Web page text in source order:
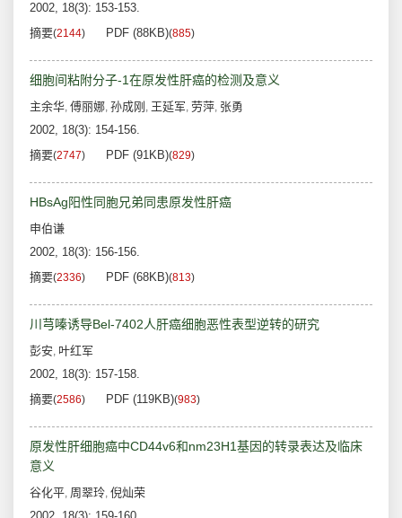
2002, 18(3): 153-153.
摘要(2144) PDF (88KB)(885)
细胞间粘附分子-1在原发性肝癌的检测及意义
主余华, 傅丽娜, 孙成刚 , 王延军, 劳萍, 张勇
2002, 18(3): 154-156.
摘要(2747) PDF (91KB)(829)
HBsAg阳性同胞兄弟同患原发性肝癌
申伯谦
2002, 18(3): 156-156.
摘要(2336) PDF (68KB)(813)
川芎嗪诱导Bel-7402人肝癌细胞恶性表型逆转的研究
彭安, 叶红军
2002, 18(3): 157-158.
摘要(2586) PDF (119KB)(983)
原发性肝细胞癌中CD44v6和nm23H1基因的转录表达及临床
意义
谷化平, 周翠玲, 倪灿荣